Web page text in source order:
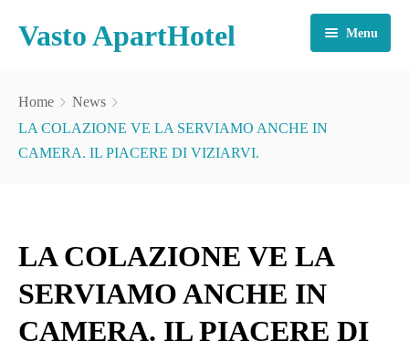
Vasto ApartHotel Menu
CAMERE E APPARTAMENTI
TURISMO
CONTATTI
Home
News
LA COLAZIONE VE LA SERVIAMO ANCHE IN
CAMERA. IL PIACERE DI VIZIARVI.
LA COLAZIONE VE LA
SERVIAMO ANCHE IN
CAMERA. IL PIACERE DI